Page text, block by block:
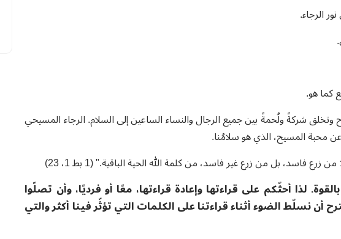
الرجاء.
كما هو.
شركةً ولُحمةً بين جميع الرجال والنساء الساعين إلى السلام. الرجاء المسيحي
محبة المسيح، الذي هو سلامُنا.
فاسد، بل من زرع غير فاسد، من كلمة الله الحية الباقية." (1 بط 1، 23)
لذا أحثّكم على قراءتها وإعادة قراءتها، معًا أو فرديًا، وأن تصلّوا
نسلّط الضوء أثناء قراءتنا على الكلمات التي تؤثّر فينا أكثر والتي